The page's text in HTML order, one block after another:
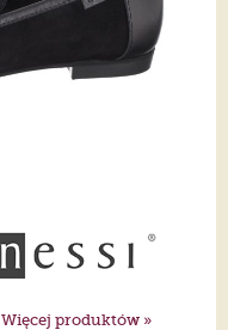
Więcej produktów »